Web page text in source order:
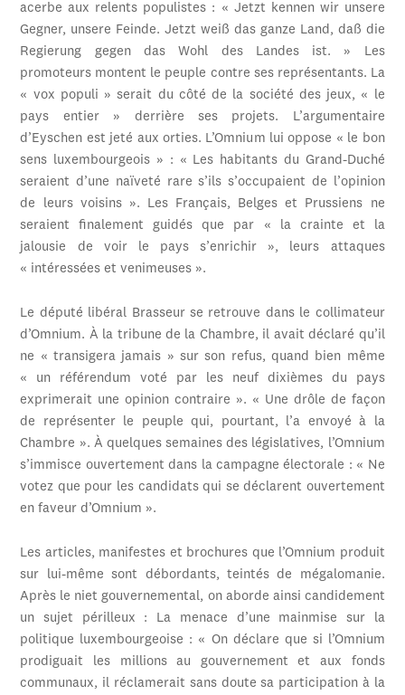
acerbe aux relents populistes : « Jetzt kennen wir unsere
Gegner, unsere Feinde. Jetzt weiß das ganze Land, daß die
Regierung gegen das Wohl des Landes ist. » Les
promoteurs montent le peuple contre ses représentants. La
« vox populi » serait du côté de la société des jeux, « le
pays entier » derrière ses projets. L’argumentaire
d’Eyschen est jeté aux orties. L’Omnium lui oppose « le bon
sens luxembourgeois » : « Les habitants du Grand-Duché
seraient d’une naïveté rare s’ils s’occupaient de l’opinion
de leurs voisins ». Les Français, Belges et Prussiens ne
seraient finalement guidés que par « la crainte et la
jalousie de voir le pays s’enrichir », leurs attaques
« intéressées et venimeuses ».
Le député libéral Brasseur se retrouve dans le collimateur
d’Omnium. À la tribune de la Chambre, il avait déclaré qu’il
ne « transigera jamais » sur son refus, quand bien même
« un référendum voté par les neuf dixièmes du pays
exprimerait une opinion contraire ». « Une drôle de façon
de représenter le peuple qui, pourtant, l’a envoyé à la
Chambre ». À quelques semaines des législatives, l’Omnium
s’immisce ouvertement dans la campagne électorale : « Ne
votez que pour les candidats qui se déclarent ouvertement
en faveur d’Omnium ».
Les articles, manifestes et brochures que l’Omnium produit
sur lui-même sont débordants, teintés de mégalomanie.
Après le niet gouvernemental, on aborde ainsi candidement
un sujet périlleux : La menace d’une mainmise sur la
politique luxembourgeoise : « On déclare que si l’Omnium
prodiguait les millions au gouvernement et aux fonds
communaux, il réclamerait sans doute sa participation à la